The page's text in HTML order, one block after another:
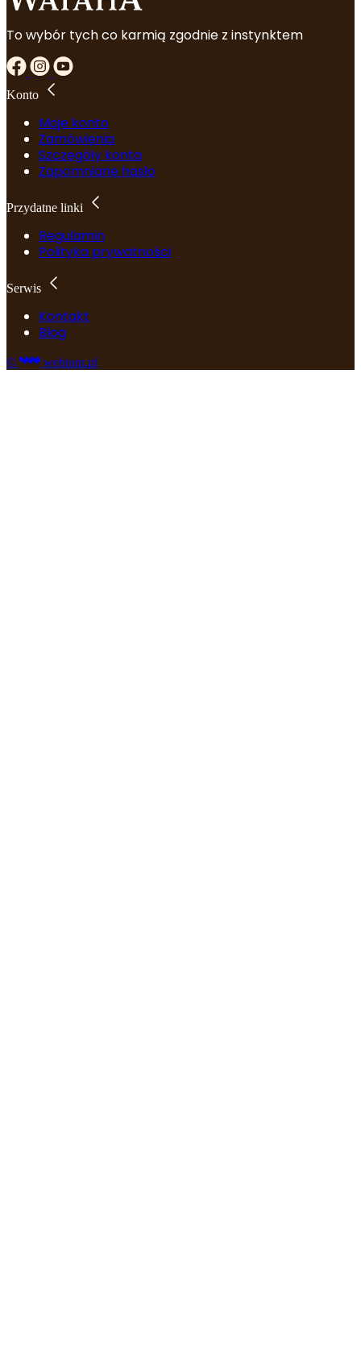
To wybór tych co karmią zgodnie z instynktem
Konto
Moje konto
Zamówienia
Szczegóły konta
Zapomniane hasło
Przydatne linki
Regulamin
Polityka prywatności
Serwis
Kontakt
Blog
© webtom.pl